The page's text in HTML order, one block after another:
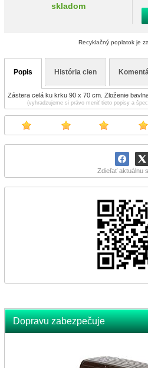
Zdieľať aktuálnu
Dopravu zabezpečuje
skladom
Recyklačný poplatok je
Popis História cien
Zástera celá ku krku 90 x 70 cm. Zloženie
(vyhradzujeme si právo meniť tieto popisy a